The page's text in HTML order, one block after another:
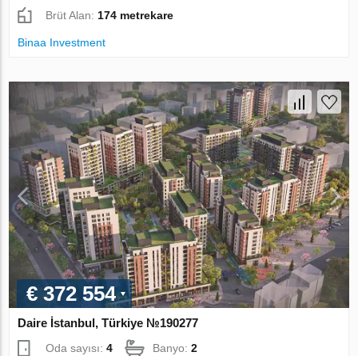
Brüt Alan: 174 metrekare
Binaa Investment
€ 372 554
Daire İstanbul, Türkiye №190277
Oda sayısı:4 Banyo:2